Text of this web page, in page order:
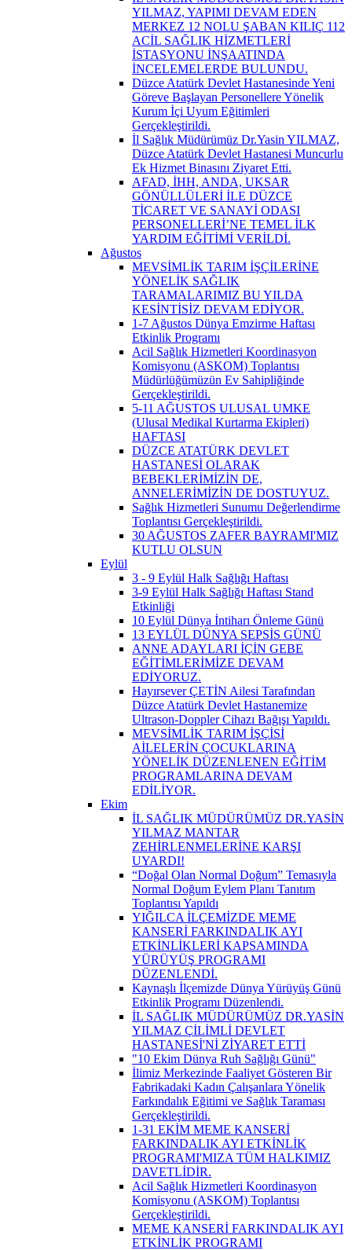
YILMAZ, YAPIMI DEVAM EDEN
MERKEZ 12 NOLU ŞABAN KILIÇ 112
ACİL SAĞLIK HİZMETLERİ
İSTASYONU İNŞAATINDA
İNCELEMELERDE BULUNDU.
Düzce Atatürk Devlet Hastanesinde Yeni
Göreve Başlayan Personellere Yönelik
Kurum İçi Uyum Eğitimleri
Gerçekleştirildi.
İl Sağlık Müdürümüz Dr.Yasin YILMAZ,
Düzce Atatürk Devlet Hastanesi Muncurlu
Ek Hizmet Binasını Ziyaret Etti.
AFAD, İHH, ANDA, UKSAR
GÖNÜLLÜLERİ İLE DÜZCE
TİCARET VE SANAYİ ODASI
PERSONELLERİ’NE TEMEL İLK
YARDIM EĞİTİMİ VERİLDİ.
Ağustos
MEVSİMLİK TARIM İŞÇİLERİNE
YÖNELİK SAĞLIK
TARAMALARIMIZ BU YILDA
KESİNTİSİZ DEVAM EDİYOR.
1-7 Ağustos Dünya Emzirme Haftası
Etkinlik Programı
Acil Sağlık Hizmetleri Koordinasyon
Komisyonu (ASKOM) Toplantısı
Müdürlüğümüzün Ev Sahipliğinde
Gerçekleştirildi.
5-11 AĞUSTOS ULUSAL UMKE
(Ulusal Medikal Kurtarma Ekipleri)
HAFTASI
DÜZCE ATATÜRK DEVLET
HASTANESİ OLARAK
BEBEKLERİMİZİN DE,
ANNELERİMİZİN DE DOSTUYUZ.
Sağlık Hizmetleri Sunumu Değerlendirme
Toplantısı Gerçekleştirildi.
30 AĞUSTOS ZAFER BAYRAMI'MIZ
KUTLU OLSUN
Eylül
3 - 9 Eylül Halk Sağlığı Haftası
3-9 Eylül Halk Sağlığı Haftası Stand
Etkinliği
10 Eylül Dünya İntiharı Önleme Günü
13 EYLÜL DÜNYA SEPSİS GÜNÜ
ANNE ADAYLARI İÇİN GEBE
EĞİTİMLERİMİZE DEVAM
EDİYORUZ.
Hayırsever ÇETİN Ailesi Tarafından
Düzce Atatürk Devlet Hastanemize
Ultrason-Doppler Cihazı Bağışı Yapıldı.
MEVSİMLİK TARIM İŞÇİSİ
AİLELERİN ÇOCUKLARINA
YÖNELİK DÜZENLENEN EĞİTİM
PROGRAMLARINA DEVAM
EDİLİYOR.
Ekim
İL SAĞLIK MÜDÜRÜMÜZ DR.YASİN
YILMAZ MANTAR
ZEHİRLENMELERİNE KARŞI
UYARDI!
“Doğal Olan Normal Doğum” Temasıyla
Normal Doğum Eylem Planı Tanıtım
Toplantısı Yapıldı
YIĞILCA İLÇEMİZDE MEME
KANSERİ FARKINDALIK AYI
ETKİNLİKLERİ KAPSAMINDA
YÜRÜYÜŞ PROGRAMI
DÜZENLENDİ.
Kaynaşlı İlçemizde Dünya Yürüyüş Günü
Etkinlik Programı Düzenlendi.
İL SAĞLIK MÜDÜRÜMÜZ DR.YASİN
YILMAZ ÇİLİMLİ DEVLET
HASTANESİ'Nİ ZİYARET ETTİ
"10 Ekim Dünya Ruh Sağlığı Günü"
İlimiz Merkezinde Faaliyet Gösteren Bir
Fabrikadaki Kadın Çalışanlara Yönelik
Farkındalık Eğitimi ve Sağlık Taraması
Gerçekleştirildi.
1-31 EKİM MEME KANSERİ
FARKINDALIK AYI ETKİNLİK
PROGRAMI'MIZA TÜM HALKIMIZ
DAVETLİDİR.
Acil Sağlık Hizmetleri Koordinasyon
Komisyonu (ASKOM) Toplantısı
Gerçekleştirildi.
MEME KANSERİ FARKINDALIK AYI
ETKİNLİK PROGRAMI